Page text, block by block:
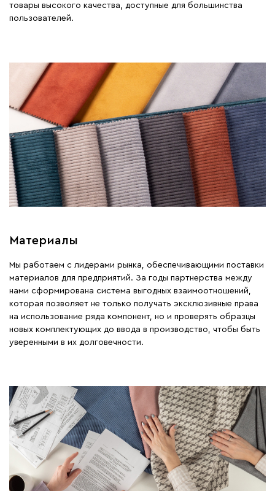
товары высокого качества, доступные для большинства
пользователей.
Материалы
Мы работаем с лидерами рынка, обеспечивающими поставки
материалов для предприятий. За годы партнерства между
нами сформирована система выгодных взаимоотношений,
которая позволяет не только получать эксклюзивные права
на использование ряда компонент, но и проверять образцы
новых комплектующих до ввода в производство, чтобы быть
уверенными в их долговечности.